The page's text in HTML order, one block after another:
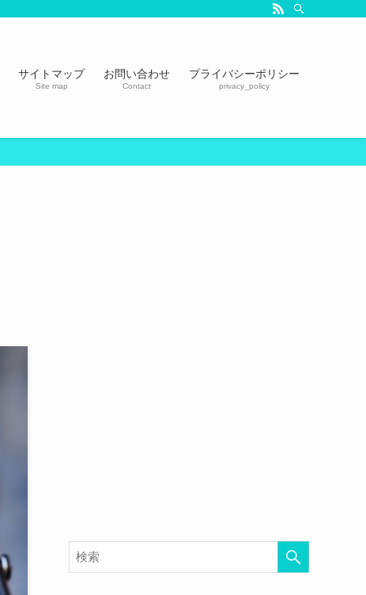
サイトマップ
Site map
お問い合わせ
Contact
プライバシーポリシー
privacy_policy